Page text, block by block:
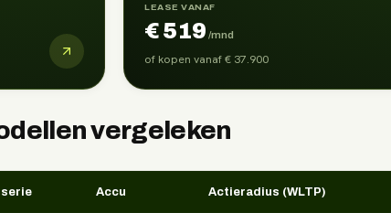
LEASE VANAF
€ 519 /mnd
of kopen vanaf€ 37.900
vergeleken
Accu Actieradius (WLTP)